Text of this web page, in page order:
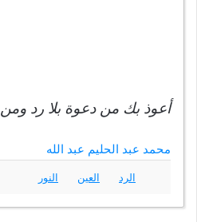
أعوذ بك من دعوة بلا رد ومن
محمد عبد الحليم عبد الله
الرد العين النور